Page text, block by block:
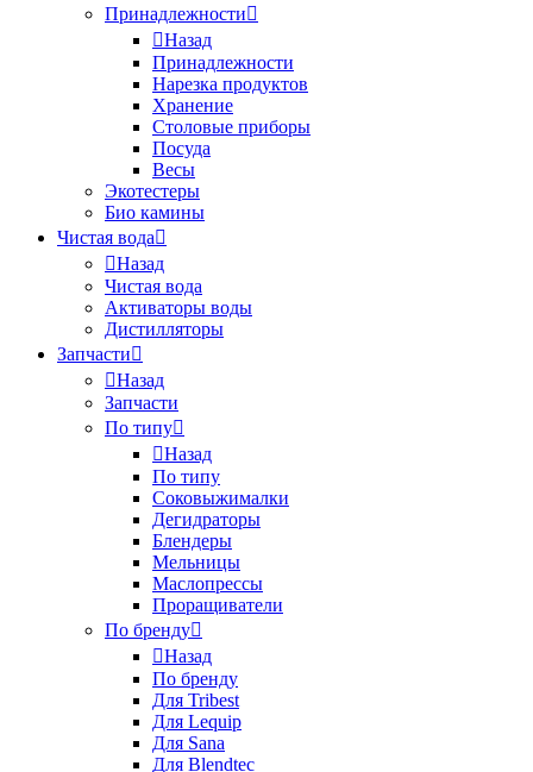
Принадлежности
Назад
Принадлежности
Нарезка продуктов
Хранение
Столовые приборы
Посуда
Весы
Экотестеры
Био камины
Чистая вода
Назад
Чистая вода
Активаторы воды
Дистилляторы
Запчасти
Назад
Запчасти
По типу
Назад
По типу
Соковыжималки
Дегидраторы
Блендеры
Мельницы
Маслопрессы
Проращиватели
По бренду
Назад
По бренду
Для Tribest
Для Lequip
Для Sana
Для Blendtec